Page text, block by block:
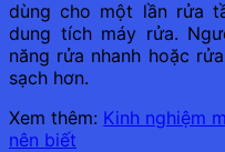
dùng cho một lần rửa
dung tích máy rửa.
năng rửa nhanh hoặc
sạch hơn.
Xem thêm: Kinh nghiệm
nên biết